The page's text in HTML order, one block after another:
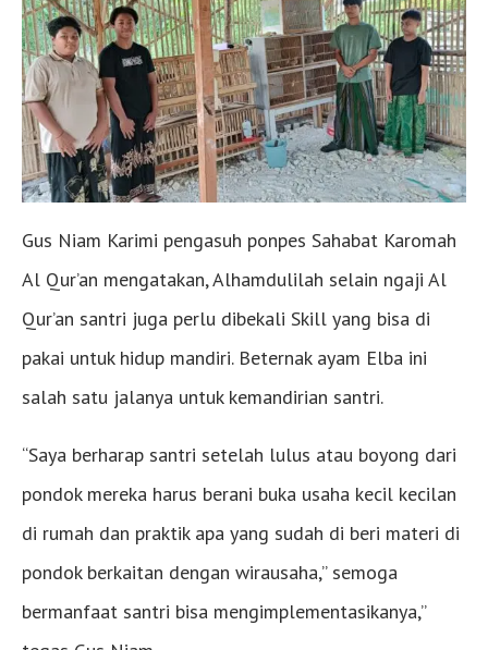
Gus Niam Karimi pengasuh ponpes Sahabat Karomah
Al Qur’an mengatakan, Alhamdulilah selain ngaji Al
Qur’an santri juga perlu dibekali Skill yang bisa di
pakai untuk hidup mandiri. Beternak ayam Elba ini
salah satu jalanya untuk kemandirian santri.
“Saya berharap santri setelah lulus atau boyong dari
pondok mereka harus berani buka usaha kecil kecilan
di rumah dan praktik apa yang sudah di beri materi di
pondok berkaitan dengan wirausaha,” semoga
bermanfaat santri bisa mengimplementasikanya,”